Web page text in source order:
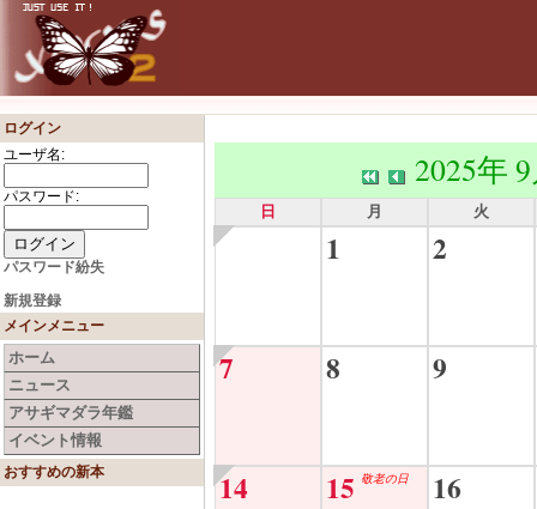
ログイン
ユーザ名:
パスワード:
パスワード紛失
新規登録
メインメニュー
ホーム
ニュース
アサギマダラ年鑑
イベント情報
おすすめの新本
2025年
日 月 火
1 2
7 8 9
14 15 敬老の日 16